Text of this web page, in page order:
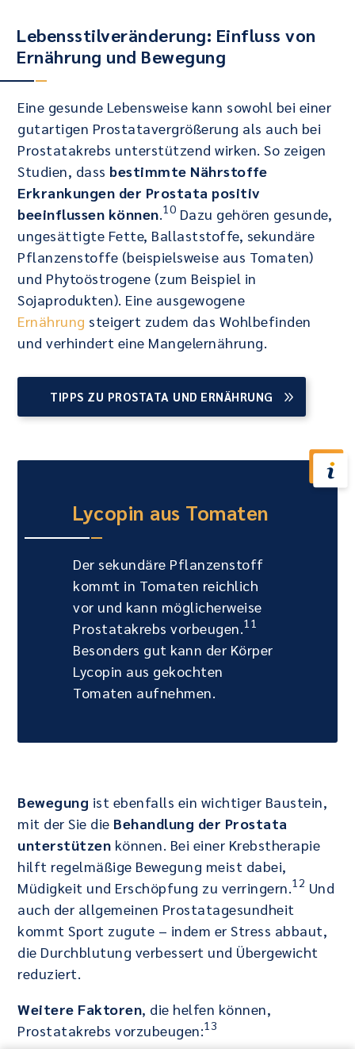
Lebensstilveränderung: Einfluss von
Ernährung und Bewegung
Eine gesunde Lebensweise kann sowohl bei einer
gutartigen Prostatavergrößerung als auch bei
Prostatakrebs unterstützend wirken. So zeigen
Studien, dass bestimmte Nährstoffe
Erkrankungen der Prostata positiv
beeinflussen können.10 Dazu gehören gesunde,
ungesättigte Fette, Ballaststoffe, sekundäre
Pflanzenstoffe (beispielsweise aus Tomaten)
und Phytoöstrogene (zum Beispiel in
Sojaprodukten). Eine ausgewogene
Ernährung steigert zudem das Wohlbefinden
und verhindert eine Mangelernährung.
TIPPS ZU PROSTATA UND ERNÄHRUNG
Lycopin aus Tomaten
Der sekundäre Pflanzenstoff
kommt in Tomaten reichlich
vor und kann möglicherweise
Prostatakrebs vorbeugen.11
Besonders gut kann der Körper
Lycopin aus gekochten
Tomaten aufnehmen.
Bewegung ist ebenfalls ein wichtiger Baustein,
mit der Sie die Behandlung der Prostata
unterstützen können. Bei einer Krebstherapie
hilft regelmäßige Bewegung meist dabei,
Müdigkeit und Erschöpfung zu verringern.12 Und
auch der allgemeinen Prostatagesundheit
kommt Sport zugute – indem er Stress abbaut,
die Durchblutung verbessert und Übergewicht
reduziert.
Weitere Faktoren, die helfen können,
Prostatakrebs vorzubeugen:13